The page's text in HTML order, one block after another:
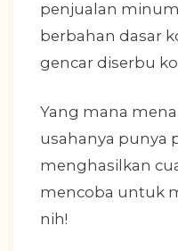
penjualan
berbahan dasar
gencar diserbu
Yang mana
usahanya punya
menghasilkan
mencoba untuk
nih!